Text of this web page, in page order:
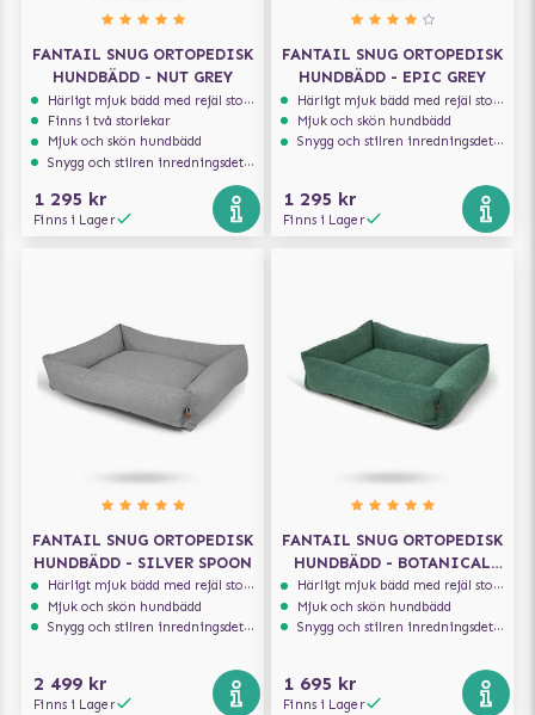
FANTAIL SNUG ORTOPEDISK
HUNDBÄDD - NUT GREY
Härligt mjuk bädd med rejäl stoppning som håller formen
Finns i två storlekar
Mjuk och skön hundbädd
Snygg och stilren inredningsdetalj
1 295 kr
Finns i Lager
FANTAIL SNUG ORTOPEDISK
HUNDBÄDD - EPIC GREY
Härligt mjuk bädd med rejäl stoppning som håller formen
Mjuk och skön hundbädd
Snygg och stilren inredningsdetalj
1 295 kr
Finns i Lager
FANTAIL SNUG ORTOPEDISK
HUNDBÄDD - SILVER SPOON
Härligt mjuk bädd med rejäl stoppning som håller formen
Mjuk och skön hundbädd
Snygg och stilren inredningsdetalj
2 499 kr
Finns i Lager
FANTAIL SNUG ORTOPEDISK
HUNDBÄDD - BOTANICAL
GREEN
Härligt mjuk bädd med rejäl stoppning som håller formen
Mjuk och skön hundbädd
Snygg och stilren inredningsdetalj
1 695 kr
Finns i Lager